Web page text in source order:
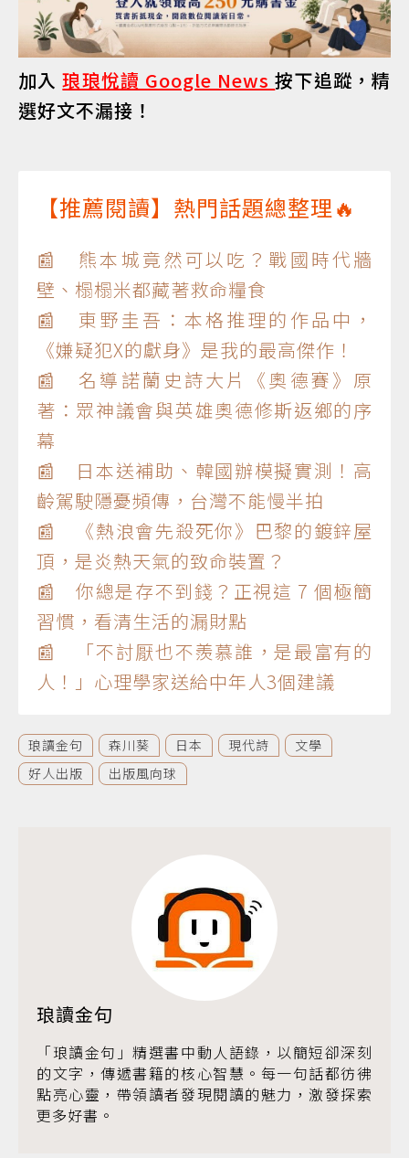
加入琅琅悅讀 Google News按下追蹤，精
選好文不漏接！
【推薦閱讀】熱門話題總整理🔥
📰 熊本城竟然可以吃？戰國時代牆
壁、榻榻米都藏著救命糧食
📰 東野圭吾：本格推理的作品中，
《嫌疑犯X的獻身》是我的最高傑作！
📰 名導諾蘭史詩大片《奧德賽》原
著：眾神議會與英雄奧德修斯返鄉的序
幕
📰 日本送補助、韓國辦模擬實測！高
齡駕駛隱憂頻傳，台灣不能慢半拍
📰 《熱浪會先殺死你》巴黎的鍍鋅屋
頂，是炎熱天氣的致命裝置？
📰 你總是存不到錢？正視這 7 個極簡
習慣，看清生活的漏財點
📰 「不討厭也不羨慕誰，是最富有的
人！」心理學家送給中年人3個建議
琅讀金句 森川葵 日本 現代詩
文學
好人出版
出版風向球
琅讀金句
「琅讀金句」精選書中動人語錄，以簡短卻深刻
的文字，傳遞書籍的核心智慧。每一句話都彷彿
點亮心靈，帶領讀者發現閱讀的魅力，激發探索
更多好書。